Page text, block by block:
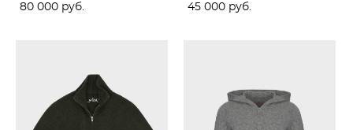
80 000 pуб.
45 000 pуб.